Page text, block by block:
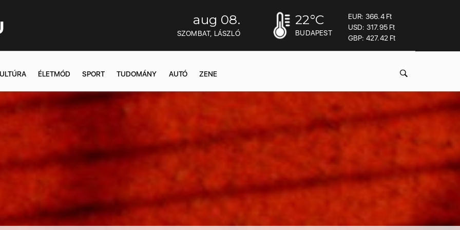
aug 08.
SZOMBAT, LÁSZLÓ
22°C
BUDAPEST
EUR: 366.4 Ft
USD: 317.95 Ft
GBP: 427.42 Ft
ÉLETMÓD SPORT TUDOMÁNY AUTÓ ZENE